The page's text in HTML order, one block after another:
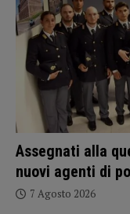
Assegnati alla
nuovi agenti di
7 Agosto 2026